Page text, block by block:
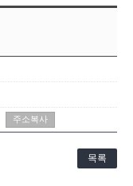
다> 오페라하우스
주소복사
목록